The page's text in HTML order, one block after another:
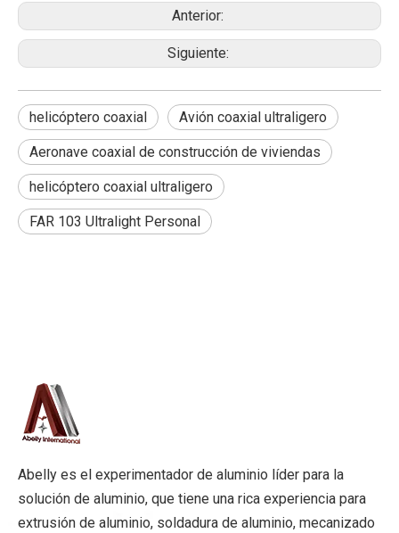
Anterior:
Siguiente:
helicóptero coaxial Avión coaxial ultraligero
Aeronave coaxial de construcción de viviendas
helicóptero coaxial ultraligero
FAR 103 Ultralight Personal
Abelly es el experimentador de aluminio líder para la
solución de aluminio, que tiene una rica experiencia para
extrusión de aluminio, soldadura de aluminio, mecanizado